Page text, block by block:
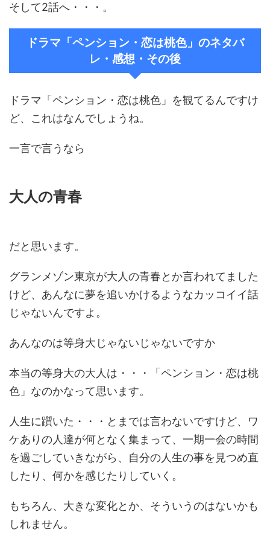
そして2話へ・・・。
ドラマ「ペンション・恋は桃色」のネタバ
レ・感想・その後
ドラマ「ペンション・恋は桃色」を観てるんですけ
ど、これはなんでしょうね。
一言で言うなら
大人の青春
だと思います。
グランメゾン東京が大人の青春とか言われてました
けど、あんなに夢を追いかけるようなカッコイイ話
じゃないんですよ。
あんなのは等身大じゃないじゃないですか
本当の等身大の大人は・・・「ペンション・恋は桃
色」なのかなって思います。
人生に躓いた・・・とまでは言わないですけど、ワ
ケありの人達が何となく集まって、一期一会の時間
を過ごしていきながら、自分の人生の事を見つめ直
したり、何かを感じたりしていく。
もちろん、大きな変化とか、そういうのはないかも
しれません。